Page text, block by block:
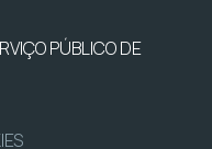
PÚBLICO DE